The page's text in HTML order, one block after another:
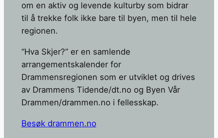
om en aktiv og levende kulturby som bidrar
til å trekke folk ikke bare til byen, men til hele
regionen.
“Hva Skjer?” er en samlende
arrangementskalender for
Drammensregionen som er utviklet og drives
av Drammens Tidende/dt.no og Byen Vår
Drammen/drammen.no i fellesskap.
Besøk drammen.no